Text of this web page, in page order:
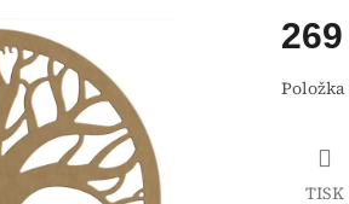
Měrná
cena:
TISK